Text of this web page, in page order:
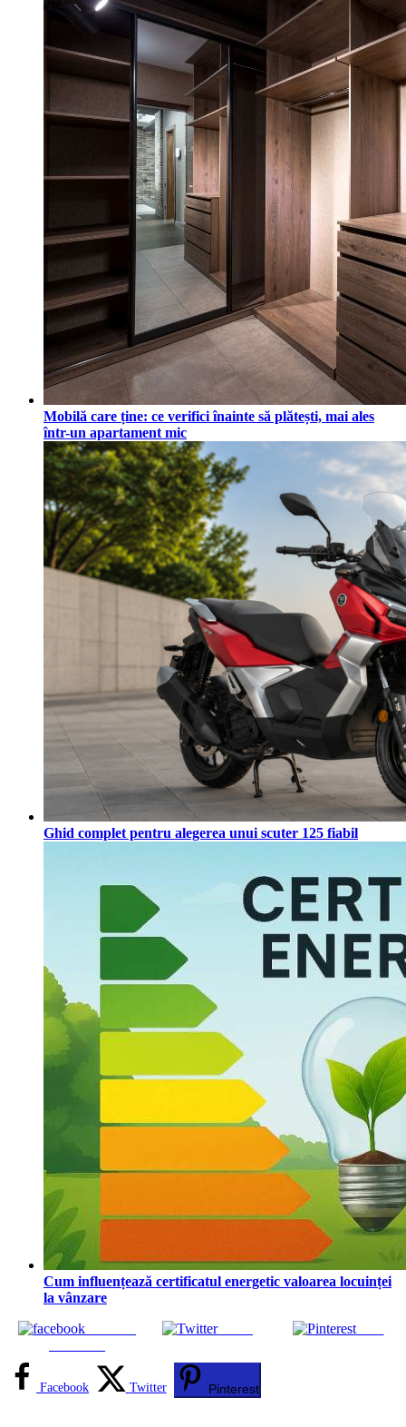
Mobilă care ține: ce verifici înainte să plătești, mai ales
într-un apartament mic
Ghid complet pentru alegerea unui scuter 125 fiabil
Cum influențează certificatul energetic valoarea locuinței
la vânzare
Tweet Save
Facebook Twitter Pinterest